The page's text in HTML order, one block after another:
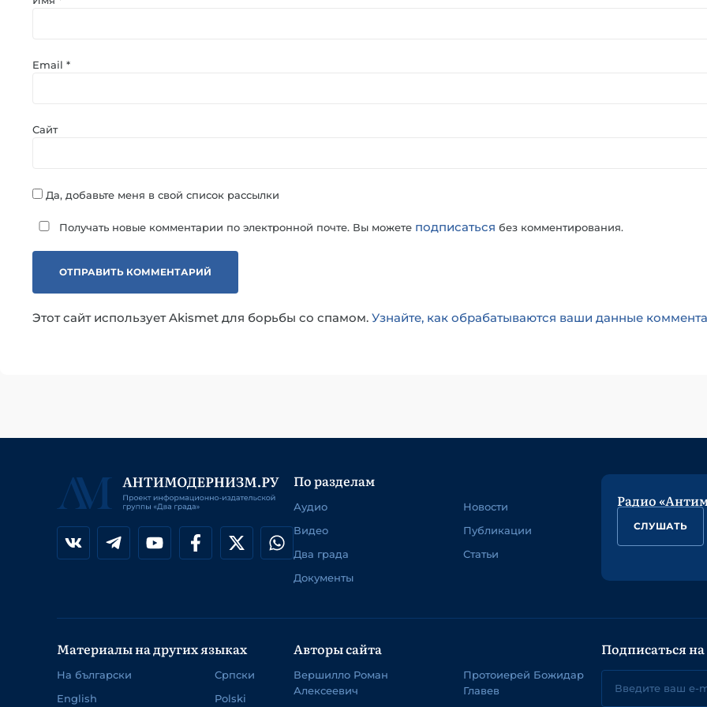
Email *
Сайт
Да, добавьте меня в свой список рассылки
Получать новые комментарии по электронной почте. Вы можете подписаться без комментирования.
Этот сайт использует Akismet для борьбы со спамом. Узнайте, как обрабатываются ваши данные
По разделам
Аудио
Видео
Два града
Документы
Новости
Публикации
Статьи
Радио
СЛУШАТЬ
Материалы на других языках
На български
English
Српски
Polski
Авторы сайта
Вершилло Роман
Алексеевич
Протоиерей Божидар
Главев
Подписаться